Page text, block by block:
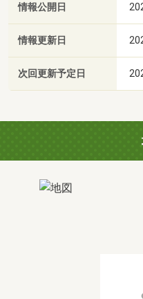
情報公開日
情報更新日
次回更新予定日